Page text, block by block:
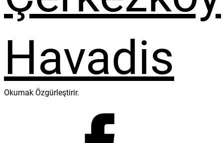
Okumak Özgürleştirir.